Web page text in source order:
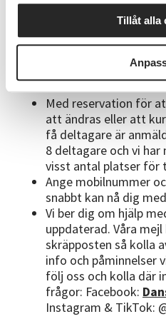
Tillåt alla
på vid första tillfället.
ske innan andra
betalningsskyldig
OBS! Automatisk
Din
läsår
Med reservation för
att ändras eller att
få deltagare är
8 deltagare och vi har
visst antal platser för
Ange mobilnummer
snabbt kan nå dig
Vi ber dig om hjälp
uppdaterad. Våra
skräpposten så kolla
info och påminnelser
följ oss och kolla där
frågor: Facebook:
Instagram & TikTok: